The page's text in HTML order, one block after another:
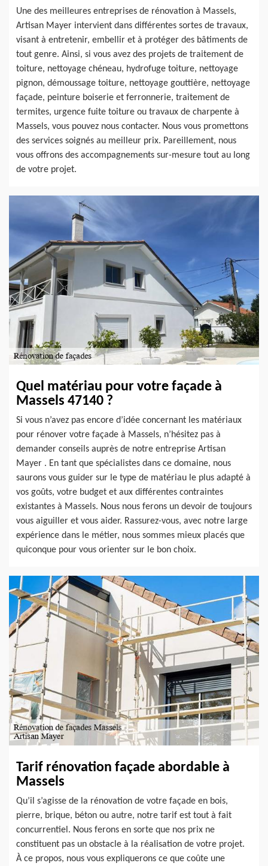
Une des meilleures entreprises de rénovation à Massels,
Artisan Mayer intervient dans différentes sortes de travaux,
visant à entretenir, embellir et à protéger des bâtiments de
tout genre. Ainsi, si vous avez des projets de traitement de
toiture, nettoyage chéneau, hydrofuge toiture, nettoyage
pignon, démoussage toiture, nettoyage gouttière, nettoyage
façade, peinture boiserie et ferronnerie, traitement de
termites, urgence fuite toiture ou travaux de charpente à
Massels, vous pouvez nous contacter. Nous vous promettons
des services soignés au meilleur prix. Pareillement, nous
vous offrons des accompagnements sur-mesure tout au long
de votre projet.
Quel matériau pour votre façade à
Massels 47140 ?
Si vous n’avez pas encore d’idée concernant les matériaux
pour rénover votre façade à Massels, n’hésitez pas à
demander conseils auprès de notre entreprise Artisan
Mayer . En tant que spécialistes dans ce domaine, nous
saurons vous guider sur le type de matériau le plus adapté à
vos goûts, votre budget et aux différentes contraintes
existantes à Massels. Nous nous ferons un devoir de toujours
vous aiguiller et vous aider. Rassurez-vous, avec notre large
expérience dans le métier, nous sommes mieux placés que
quiconque pour vous orienter sur le bon choix.
Tarif rénovation façade abordable à
Massels
Qu’il s’agisse de la rénovation de votre façade en bois,
pierre, brique, béton ou autre, notre tarif est tout à fait
concurrentiel. Nous ferons en sorte que nos prix ne
constituent pas un obstacle à la réalisation de votre projet.
À ce propos, nous vous expliquerons ce que coûte une